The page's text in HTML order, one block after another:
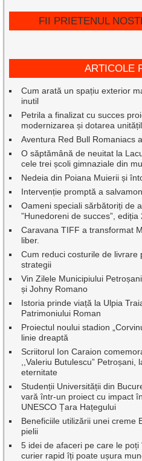
FII PRIETENUL
ARTICOLE
Cum arată un spațiu exterior
inutil
Petrila a finalizat cu succes
modernizarea și dotarea
Aventura Red Bull Romaniacs
O săptămână de neuitat la
cele trei școli gimnaziale din
Nedeia din Poiana Muierii și
Intervenție promptă a
Oameni speciali sărbătoriți de
”Hunedoreni de succes”, ediția
Caravana TIFF a transformat
liber.
Cum reduci costurile de livrare
strategii
Vin Zilele Municipiului
și Johny Romano
Istoria prinde viață la Ulpia
Patrimoniului Roman
Proiectul noului stadion
linie dreaptă
Scriitorul Ion Caraion
,,Valeriu Butulescu”
eternitate
Studenții Universității din
vară într-un proiect cu impact
UNESCO Țara Hațegului
Beneficiile utilizării unei creme
pielii
5 idei de afaceri pe care le
curier rapid îți poate ușura